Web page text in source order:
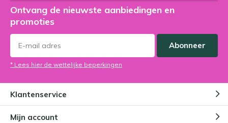
Ontvang de nieuwste aanbiedingen en
promoties
Abonneer
* Lees hier de wettelijke beperkingen
Klantenservice
Mijn account